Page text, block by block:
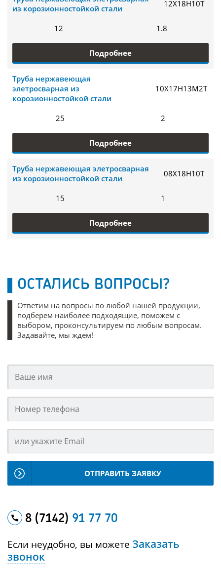
из корозионностойкой стали
12Х18Н10Т
12 1.8
Подробнее
Труба нержавеющая
элетросварная из
корозионностойкой стали
10Х17Н13М2Т
25 2
Подробнее
Труба нержавеющая элетросварная
из корозионностойкой стали
08Х18Н10Т
15 1
Подробнее
ОСТАЛИСЬ ВОПРОСЫ?
Ответим на вопросы по любой нашей продукции,
подберем наиболее подходящие, поможем с
выбором, проконсультируем по любым вопросам.
Задавайте, мы ждем!
ОТПРАВИТЬ ЗАЯВКУ
8 (7142) 91 77 70
Если неудобно, вы можете Заказать
звонок